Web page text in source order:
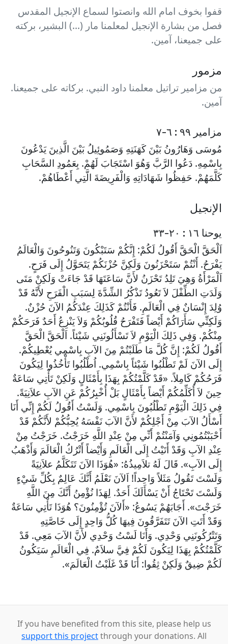
قفوا بخوف امام الله وانصتوا لسماع الإنجيل المقدس
فصل من بشارة الإنجيل لمعلمنا مار (...) البشير، بركته
على جميعنا، آمين.
مزمور
من مزامير تراتيل معلمنا داود النبي. بركاته على جميعنا.
آمين.
مزامير ٩٩ : ٦-٧
مُوسَى وَهَارُونُ بَيْنَ كَهَنَتِهِ وَصَمُوئِيلُ بَيْنَ الَّذِينَ يَدْعُونَ
بِاسْمِهِ. دَعُوا الرَّبَّ وَهُوَ اسْتَجَابَ لَهُمْ. بِعَمُودِ السَّحَابِ
كَلَّمَهُمْ. حَفِظُوا شَهَادَاتِهِ وَالْفَرِيضَةَ الَّتِي أَعْطَاهُمْ.
الإنجيل
يوحنا ١٦ : ٢٠-٣٣
اَلْحَقَّ الْحَقَّ أَقُولُ لَكُمْ: إِنَّكُمْ سَتَبْكُونَ وَتَنُوحُونَ وَالْعَالَمُ
يَفْرَحُ. أَنْتُمْ سَتَحْزَنُونَ وَلَكِنَّ حُزْنَكُمْ يَتَحَوَّلُ إِلَى فَرَحٍ.
اَلْمَرْأَةُ وَهِيَ تَلِدُ تَحْزَنُ لأَنَّ سَاعَتَهَا قَدْ جَاءَتْ وَلَكِنْ مَتَى
وَلَدَتِ الطِّفْلَ لاَ تَعُودُ تَذْكُرُ الشِّدَّةَ لِسَبَبِ الْفَرَحِ لأَنَّهُ قَدْ
وُلِدَ إِنْسَانٌ فِي الْعَالَمِ. فَأَنْتُمْ كَذَلِكَ عِنْدَكُمُ الآنَ حُزْنٌ.
وَلَكِنِّي سَأَرَاكُمْ أَيْضاً فَتَفْرَحُ قُلُوبُكُمْ وَلاَ يَنْزِعُ أَحَدٌ فَرَحَكُمْ
مِنْكُمْ. وَفِي ذَلِكَ الْيَوْمِ لاَ تَسْأَلُونَنِي شَيْئاً. اَلْحَقَّ الْحَقَّ
أَقُولُ لَكُمْ: إِنَّ كُلَّ مَا طَلَبْتُمْ مِنَ الآبِ بِاسْمِي يُعْطِيكُمْ.
إِلَى الآنَ لَمْ تَطْلُبُوا شَيْئاً بِاسْمِي. اُطْلُبُوا تَأْخُذُوا لِيَكُونَ
فَرَحُكُمْ كَامِلاً. «قَدْ كَلَّمْتُكُمْ بِهَذَا بِأَمْثَالٍ وَلَكِنْ تَأْتِي سَاعَةٌ
حِينَ لاَ أُكَلِّمُكُمْ أَيْضاً بِأَمْثَالٍ بَلْ أُخْبِرُكُمْ عَنِ الآبِ علاَنِيَةً.
فِي ذَلِكَ الْيَوْمِ تَطْلُبُونَ بِاسْمِي. وَلَسْتُ أَقُولُ لَكُمْ إِنِّي أَنَا
أَسْأَلُ الآبَ مِنْ أَجْلِكُمْ لأَنَّ الآبَ نَفْسَهُ يُحِبُّكُمْ لأَنَّكُمْ قَدْ
أَحْبَبْتُمُونِي وَآمَنْتُمْ أَنِّي مِنْ عِنْدِ اللَّهِ خَرَجْتُ. خَرَجْتُ مِنْ
عِنْدِ الآبِ وَقَدْ أَتَيْتُ إِلَى الْعَالَمِ وَأَيْضاً أَتْرُكُ الْعَالَمَ وَأَذْهَبُ
إِلَى الآبِ». قَالَ لَهُ تلاَمِيذُهُ: «هُوَذَا الآنَ تَتَكَلَّمُ علاَنِيَةً
وَلَسْتَ تَقُولُ مَثَلاً وَاحِداً! اَلآنَ نَعْلَمُ أَنَّكَ عَالِمٌ بِكُلِّ شَيْءٍ
وَلَسْتَ تَحْتَاجُ أَنْ يَسْأَلَكَ أَحَدٌ. لِهَذَا نُؤْمِنُ أَنَّكَ مِنَ اللَّهِ
خَرَجْتَ». أَجَابَهُمْ يَسُوعُ: «أَلآنَ تُؤْمِنُونَ؟ هُوَذَا تَأْتِي سَاعَةٌ
وَقَدْ أَتَتِ الآنَ تَتَفَرَّقُونَ فِيهَا كُلُّ وَاحِدٍ إِلَى خَاصَّتِهِ
وَتَتْرُكُونَنِي وَحْدِي. وَأَنَا لَسْتُ وَحْدِي لأَنَّ الآبَ مَعِي. قَدْ
كَلَّمْتُكُمْ بِهَذَا لِيَكُونَ لَكُمْ فِيَّ سلاَمٌ. فِي الْعَالَمِ سَيَكُونُ
لَكُمْ ضِيقٌ وَلَكِنْ ثِقُوا: أَنَا قَدْ غَلَبْتُ الْعَالَمَ».
If you have benefited from this site, please help us
support this projectthrough your donations. All